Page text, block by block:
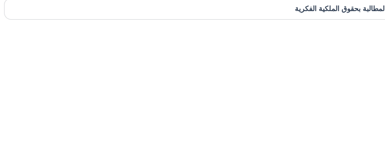
المطالبة بحقوق الملكية الفكرية